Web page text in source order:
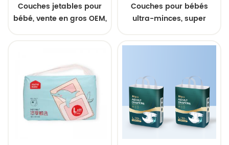
Couches jetables pour
bébé, vente en gros OEM,
surface douce
Couches pour bébés
ultra-minces, super
écologiques et
disponibles en gros
(OEM).